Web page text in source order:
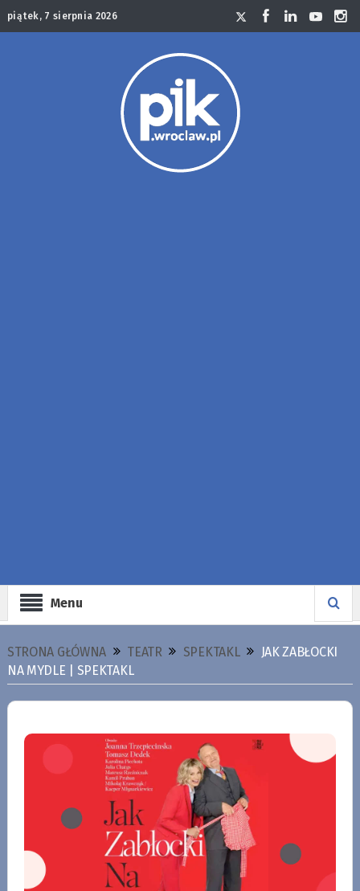
piątek, 7 sierpnia 2026
Menu
STRONA GŁÓWNA TEATR SPEKTAKL
JAK ZABŁOCKI
NA MYDLE | SPEKTAKL